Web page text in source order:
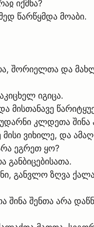
იქმნა?
წარწყმდა მოაბი.
შორიელთა და
იგიცა.
მისთანავე
კლდეთა შინა
მისი ვიხილე, და
ეგრეთ ყო?
განვლო ზღვა
შინა შენთა არა